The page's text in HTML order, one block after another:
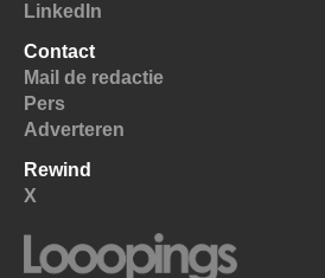
LinkedIn
Contact
Mail de redactie
Pers
Adverteren
Rewind
X